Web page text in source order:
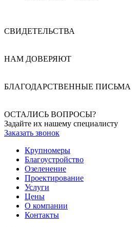
СВИДЕТЕЛЬСТВА
НАМ ДОВЕРЯЮТ
БЛАГОДАРСТВЕННЫЕ ПИСЬМА
ОСТАЛИСЬ ВОПРОСЫ?
Задайте их нашему специалисту
Заказать звонок
Крупномеры
Благоустройство
Озеленение
Проектирование
Услуги
Цены
О компании
Контакты